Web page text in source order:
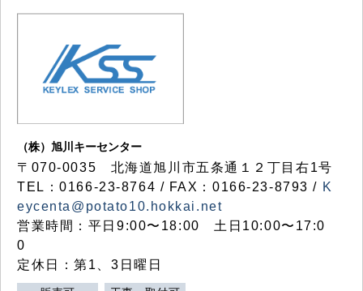
（株）旭川キーセンター
〒070-0035 北海道旭川市五条通１２丁目右1号
TEL：0166-23-8764 / FAX：0166-23-8793 / K
eycenta@potato10.hokkai.net
営業時間：平日9:00〜18:00 土日10:00〜17:0
0
定休日：第1、3日曜日